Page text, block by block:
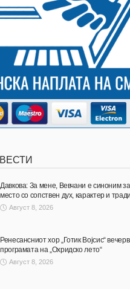
Давкова: За мене, Вевчани е синоним
место со сопствен дух, карактер и
Август 8, 2026
Ренесансниот хор „Готик Војсис“
програмата на „Охридско лето“
Август 8, 2026